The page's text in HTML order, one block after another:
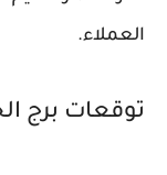
العملاء.
توقعات برج